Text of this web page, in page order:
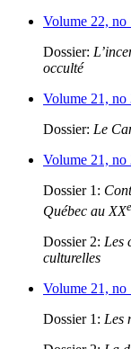
Volume 22, no
Dossier:
occulté
Volume 21, no
Dossier: Le
Volume 21,
Dossier 1:
Québec au XXe
Dossier 2: Les
culturelles
Volume 21, no
Dossier 1: Les